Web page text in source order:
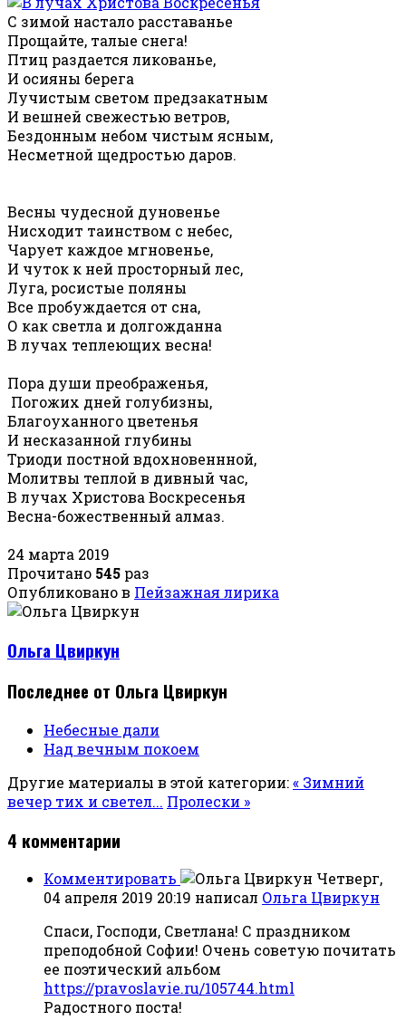
С зимой настало расставанье
Прощайте, талые снега!
Птиц раздается ликованье,
И осияны берега
Лучистым светом предзакатным
И вешней свежестью ветров,
Бездонным небом чистым ясным,
Несметной щедростью даров.
Весны чудесной дуновенье
Нисходит таинством с небес,
Чарует каждое мгновенье,
И чуток к ней просторный лес,
Луга, росистые поляны
Все пробуждается от сна,
О как светла и долгожданна
В лучах теплеющих весна!
Пора души преображенья,
Погожих дней голубизны,
Благоуханного цветенья
И несказанной глубины
Триоди постной вдохновеннной,
Молитвы теплой в дивный час,
В лучах Христова Воскресенья
Весна-божественный алмаз.
24 марта 2019
Прочитано 545 раз
Опубликовано в Пейзажная лирика
Ольга Цвиркун
Последнее от Ольга Цвиркун
Небесные дали
Над вечным покоем
Другие материалы в этой категории:« Зимний
вечер тих и светел... Пролески »
4 комментарии
Комментировать
Четверг,
04 апреля 2019 20:19 написал Ольга Цвиркун
Спаси, Господи, Светлана! С праздником
преподобной Софии! Очень советую почитать
ее поэтический альбом
https://pravoslavie.ru/105744.html
Радостного поста!